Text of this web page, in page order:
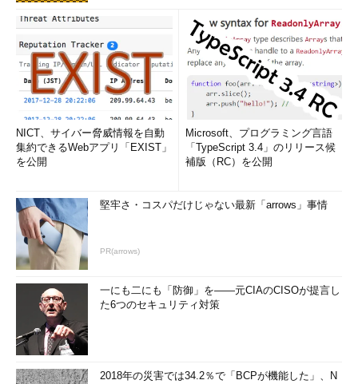
NICT、サイバー脅威情報を自動
集約できるWebアプリ「EXIST」
を公開
Microsoft、プログラミング言語
「TypeScript 3.4」のリリース候
補版（RC）を公開
堅牢さ・コスパだけじゃない最新「arrows」事情
PR(arrows)
一にも二にも「防御」を――元CIAのCISOが提言し
た6つのセキュリティ対策
2018年の災害では34.2％で「BCPが機能した」、N